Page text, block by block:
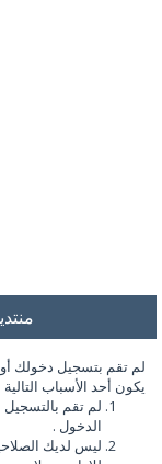
لم تقم بتسجيل دخولك
يكون أحد الأسباب التالية :
لم تقم
الدخول .
ليس لديك